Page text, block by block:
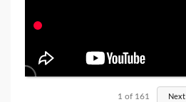
1 of 161 Next